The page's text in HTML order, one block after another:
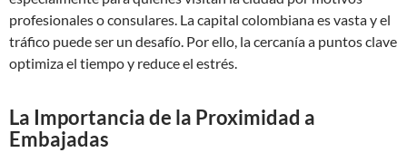
profesionales o consulares. La capital colombiana es vasta y el
tráfico puede ser un desafío. Por ello, la cercanía a puntos clave
optimiza el tiempo y reduce el estrés.
La Importancia de la Proximidad a
Embajadas